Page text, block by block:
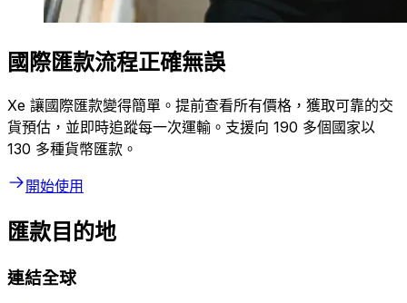
國際匯款流程正確無誤
Xe 讓國際匯款變得簡單。提前查看所有價格，獲取可靠的交
貨預估，並即時追蹤每一次運輸。支援向 190 多個國家以
130 多種貨幣匯款。
開始使用
匯款目的地
連結全球